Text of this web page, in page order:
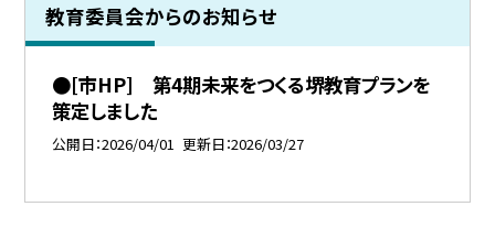
教育委員会からのお知らせ
●[市HP] 第4期未来をつくる堺教育プランを
策定しました
公開日 2026/04/01 更新日 2026/03/27